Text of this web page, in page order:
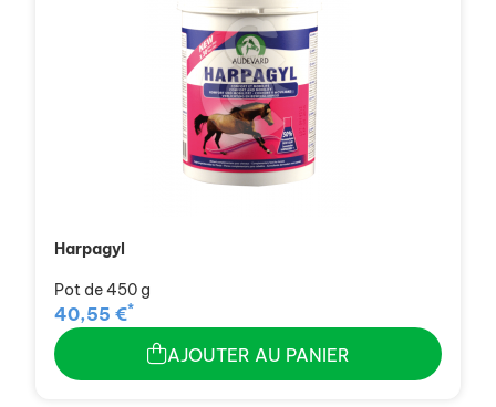
Harpagyl
Pot de 450 g
40,55 €*
AJOUTER AU PANIER